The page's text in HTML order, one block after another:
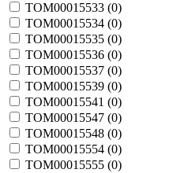
TOM00015533 (0)
TOM00015534 (0)
TOM00015535 (0)
TOM00015536 (0)
TOM00015537 (0)
TOM00015539 (0)
TOM00015541 (0)
TOM00015547 (0)
TOM00015548 (0)
TOM00015554 (0)
TOM00015555 (0)